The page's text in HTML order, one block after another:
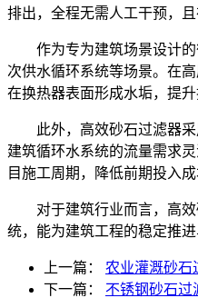
排出，全程无需人工干预，
作为专为建筑场景设计
次供水循环系统等场景。在
在换热器表面形成水垢，提
此外，高效砂石过滤器
建筑循环水系统的流量需求
目施工周期，降低前期投入成
对于建筑行业而言，高
统，能为建筑工程的稳定推
上一篇： 农业灌溉砂石
下一篇： 不锈钢砂石过